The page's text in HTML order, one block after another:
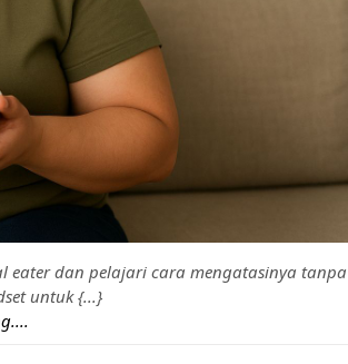
eater dan pelajari cara mengatasinya tanpa
untuk {...}